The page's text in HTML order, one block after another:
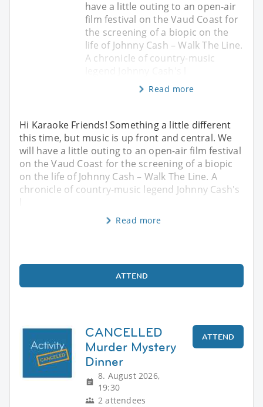
have a little outing to an open-air
film festival on the Vaud Coast for
the screening of a biopic on the
life of Johnny Cash – Walk The Line.
A chronicle of country-music
Read more
Hi Karaoke Friends! Something a little different
this time, but music is up front and central. We
will have a little outing to an open-air film festival
on the Vaud Coast for the screening of a biopic
on the life of Johnny Cash – Walk The Line. A
chronicle of country-music legend Johnny Cash's
Read more
ATTEND
CANCELLED
Murder Mystery
Dinner
8. August 2026,
19:30
2 attendees
ATTEND